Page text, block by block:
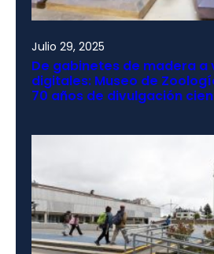
Julio 29, 2025
De gabinetes de madera a
digitales: Museo de
70 años de divulgación